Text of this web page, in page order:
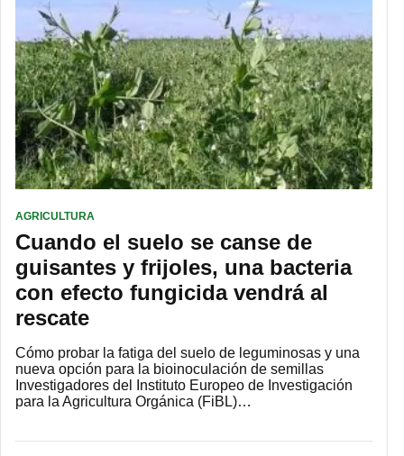
AGRICULTURA
Cuando el suelo se canse de
guisantes y frijoles, una bacteria
con efecto fungicida vendrá al
rescate
Cómo probar la fatiga del suelo de leguminosas y una
nueva opción para la bioinoculación de semillas
Investigadores del Instituto Europeo de Investigación
para la Agricultura Orgánica (FiBL)…